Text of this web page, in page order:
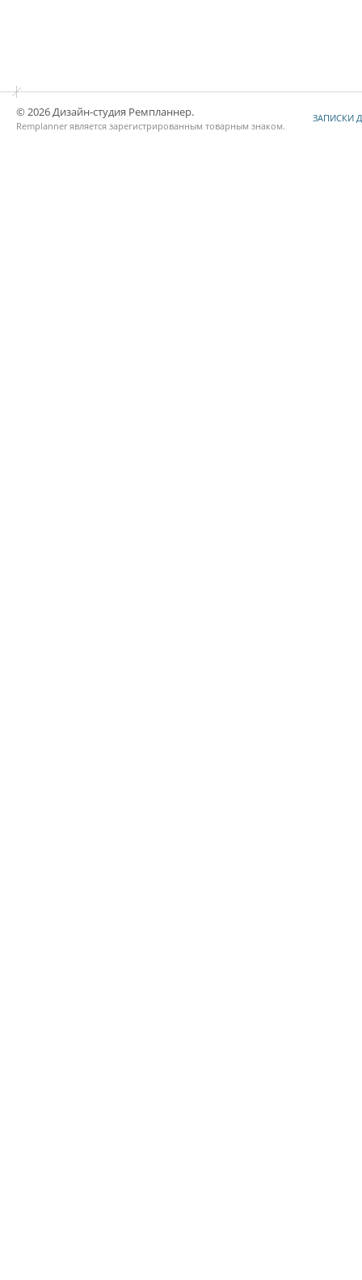
ЗАПИСКИ
© 2026 Дизайн-студия Ремпланнер.
Remplanner является зарегистрированным товарным знаком.